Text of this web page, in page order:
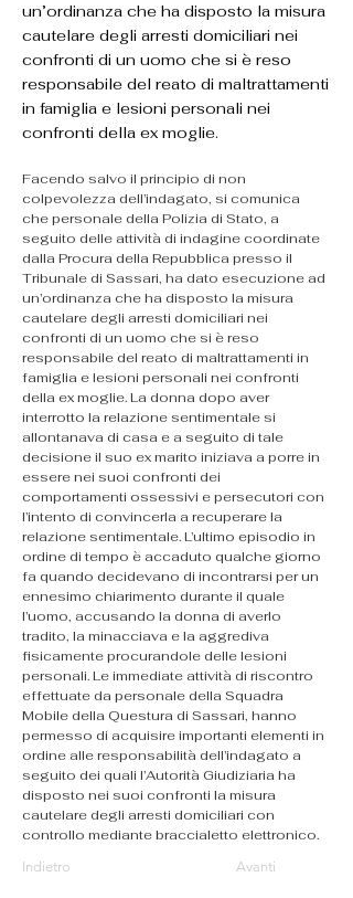
un’ordinanza che ha disposto la misura
cautelare degli arresti domiciliari nei
confronti di un uomo che si è reso
responsabile del reato di maltrattamenti
in famiglia e lesioni personali nei
confronti della ex moglie.
Facendo salvo il principio di non
colpevolezza dell’indagato, si comunica
che personale della Polizia di Stato, a
seguito delle attività di indagine coordinate
dalla Procura della Repubblica presso il
Tribunale di Sassari, ha dato esecuzione ad
un’ordinanza che ha disposto la misura
cautelare degli arresti domiciliari nei
confronti di un uomo che si è reso
responsabile del reato di maltrattamenti in
famiglia e lesioni personali nei confronti
della ex moglie. La donna dopo aver
interrotto la relazione sentimentale si
allontanava di casa e a seguito di tale
decisione il suo ex marito iniziava a porre in
essere nei suoi confronti dei
comportamenti ossessivi e persecutori con
l’intento di convincerla a recuperare la
relazione sentimentale. L’ultimo episodio in
ordine di tempo è accaduto qualche giorno
fa quando decidevano di incontrarsi per un
ennesimo chiarimento durante il quale
l’uomo, accusando la donna di averlo
tradito, la minacciava e la aggrediva
fisicamente procurandole delle lesioni
personali. Le immediate attività di riscontro
effettuate da personale della Squadra
Mobile della Questura di Sassari, hanno
permesso di acquisire importanti elementi in
ordine alle responsabilità dell’indagato a
seguito dei quali l’Autorità Giudiziaria ha
disposto nei suoi confronti la misura
cautelare degli arresti domiciliari con
controllo mediante braccialetto elettronico.
Indietro Avanti